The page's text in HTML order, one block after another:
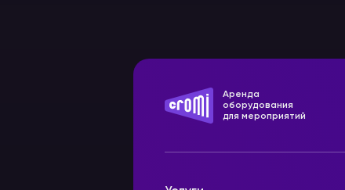
Аренда
оборудования
для мероприятий